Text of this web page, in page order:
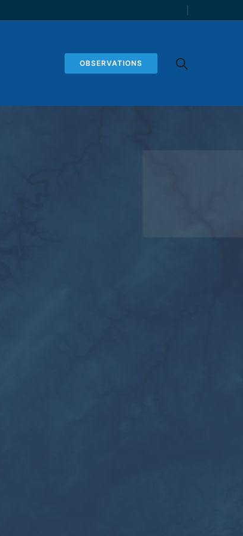
OBSERVATIONS